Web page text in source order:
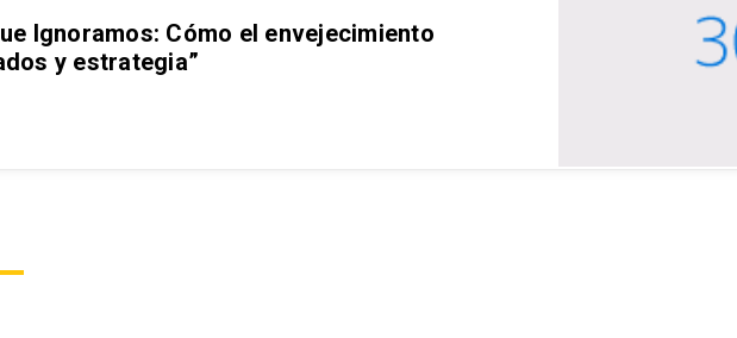
Ignoramos: Cómo el envejecimiento
y estrategia”